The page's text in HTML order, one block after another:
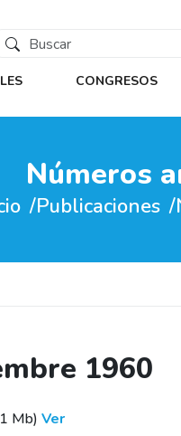
CONGRESOS
Números
Publicaciones
1960
Mb) Ver